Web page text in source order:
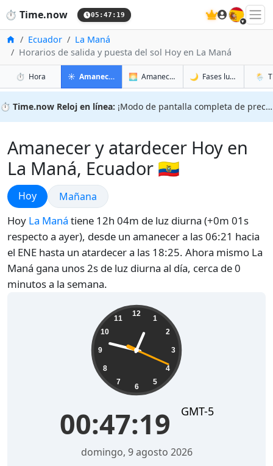
⏱️ Time.now 05:47:20 🇪🇸
InicioEcuador
La Maná
Horarios de salida y puesta del sol Hoy en La Maná
⏱️ Horaen La Maná
☀️ Amanecer y atardecer en La Maná
🌅 Amanecer y atardecer mañana en La
🌙 Fases lunares en La
🌦️
⏱️ Time.now Reloj en línea: ¡Modo de pantalla completa de precisión!
Amanecer y atardecer Hoy en
La Maná, Ecuador 🇪🇨
Amanecer y atardecer
Hoy Amanecer y atardecer
Mañana
Hoy La Maná tiene 12h 04m de luz diurna (+0m 01s
respecto a ayer), desde un amanecer a las 06:21 hacia
el ENE hasta un atardecer a las 18:25. Ahora mismo La
Maná gana unos 2s de luz diurna al día, cerca de 0
minutos a la semana.
12
1
2
3
4
5
6
7
8
9
10
11
00:47:20 GMT-5
domingo, 9 agosto 2026